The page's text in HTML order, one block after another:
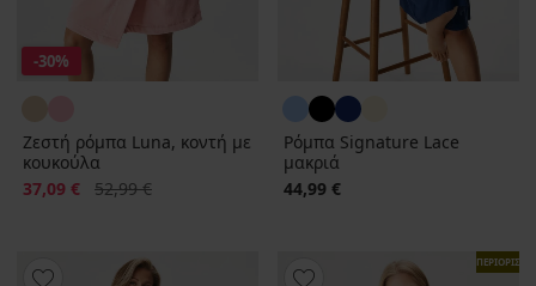
-30%
Ζεστή ρόμπα Luna, κοντή με
κουκούλα
Έκπτωση
37,09 € Αρχική τιμή
52,99 €
Ρόμπα Signature Lace
μακριά
44,99 €